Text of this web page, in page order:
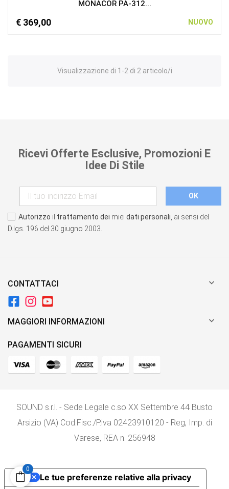
MONACOR PA-312...
€ 369,00 NUOVO
Visualizzazione di 1-2 di 2 articolo/i
Ricevi Offerte Esclusive, Promozioni E
Idee Di Stile
Autorizzo il trattamento dei miei dati personali , ai sensi del
D.lgs. 196 del 30 giugno 2003.
CONTATTACI 
MAGGIORI INFORMAZIONI 
PAGAMENTI SICURI
SOUND s.r.l. - Sede Legale c.so XX Settembre 44 Busto
Arsizio (VA) Cod.Fisc./P.iva 02423910120 - Reg, Imp. di
Varese, REA n. 256948
0
Le tue preferenze relative alla privacy